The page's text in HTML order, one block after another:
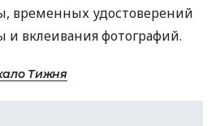
временных удостоверений
вклеивания фотографий.
Тижня